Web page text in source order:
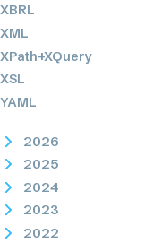
XBRL
XML
XPath+XQuery
XSL
YAML
2026
2025
2024
2023
2022